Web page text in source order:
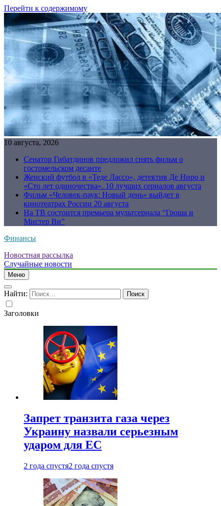
Перейти к содержимому
10 августа, 2026
Сенатор Гибатдинов предложил снять фильм о
гостомельском десанте
Женский футбол в «Теде Лассо», детектив Де Ниро и
«Сто лет одиночества». 10 лучших сериалов августа
Фильм «Человек-паук: Новый день» выйдет в
кинотеатрах России 20 августа
На ТВ состоится премьера мультсериала “Гроша и
Мистер Ви”
Финансы
Новостная рассылка
Случайные новости
Меню
Найти:
Заголовки
Запрет транзита газа через
Украину назвали серьезным
ударом для ЕС
2 года спустя2 года спустя